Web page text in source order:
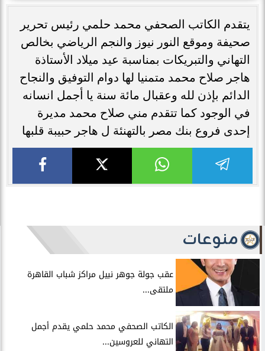
يتقدم الكاتب الصحفي محمد حلمي رئيس تحرير
صحيفة وموقع النور نيوز والنجم الرياضي بخالص
التهاني والتبريكات بمناسبة عيد ميلاد الأستاذة
هاجر صلاح محمد متمنيا لها دوام التوفيق والنجاح
الدائم بإذن لله وعقبال مائة سنة يا أجمل انسانه
في الوجود كما تتقدم مني صلاح محمد مديرة
إحدى فروع بنك مصر بالتهنئة ل هاجر حبيبة قلبها
منوعات
عقب جولة جوهر نبيل مراكز شباب القاهرة
ملتقى...
الكاتب الصحفي محمد حلمي يقدم أجمل
التهاني للعروسين...